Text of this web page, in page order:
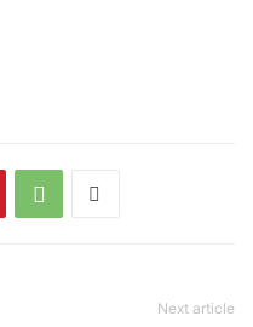
Next article